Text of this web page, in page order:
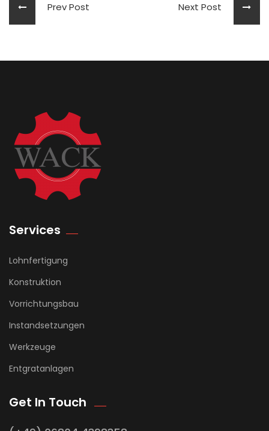
Prev Post Next Post
Services
Lohnfertigung
Konstruktion
Vorrichtungsbau
Instandsetzungen
Werkzeuge
Entgratanlagen
Get In Touch